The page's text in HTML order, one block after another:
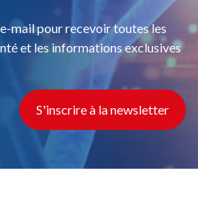
63970 Aydat
Voir la fiche
mail pour recevoir toutes les
et les informations exclusives
S'inscrire à la newsletter